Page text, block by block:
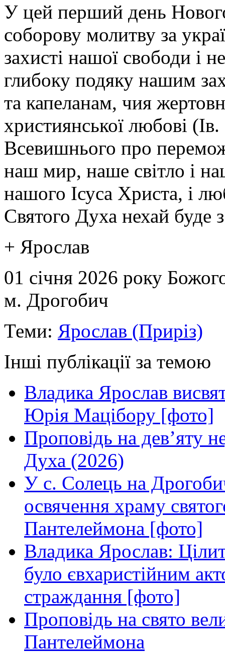
У цей перший день
соборову молитву за
захисті нашої свободи і
глибоку подяку нашим
та капеланам, чия
християнської любові
Всевишнього про
наш мир, наше світло і
нашого Ісуса Христа, і
Святого Духа нехай буде
+ Ярослав
01 січня 2026 року
м. Дрогобич
Теми: Ярослав (Приріз)
Інші публікації за темою
Владика Ярослав
Юрія Мацібору [фото]
Проповідь на дев’яту
Духа (2026)
У с. Солець на
освячення храму
Пантелеймона [фото]
Владика Ярослав:
було євхаристійним
страждання [фото]
Проповідь на свято
Пантелеймона